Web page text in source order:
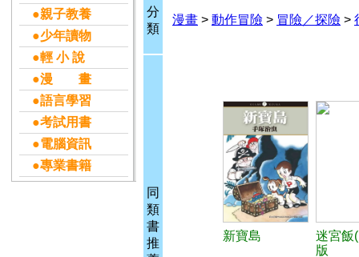
●親子教養
●少年讀物
●輕 小 說
●漫 畫
●語言學習
●考試用書
●電腦資訊
●專業書籍
分
類
漫畫 > 動作冒險 > 冒險／探險 >
同
類
書
推
新寶島
迷宮飯
版